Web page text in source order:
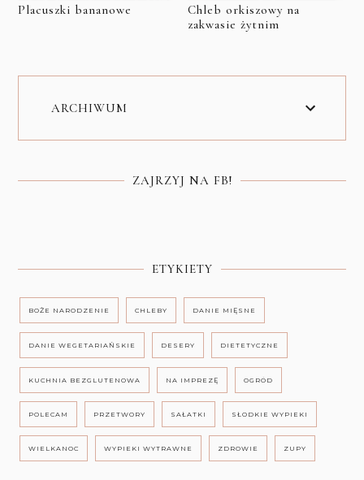
Placuszki bananowe
Chleb orkiszowy na
zakwasie żytnim
ARCHIWUM
ZAJRZYJ NA FB!
ETYKIETY
BOŻE NARODZENIE CHLEBY DANIE MIĘSNE
DANIE WEGETARIAŃSKIE DESERY DIETETYCZNE
KUCHNIA BEZGLUTENOWA NA IMPREZĘ OGRÓD
POLECAM PRZETWORY SAŁATKI SŁODKIE WYPIEKI
WIELKANOC WYPIEKI WYTRAWNE ZDROWIE ZUPY